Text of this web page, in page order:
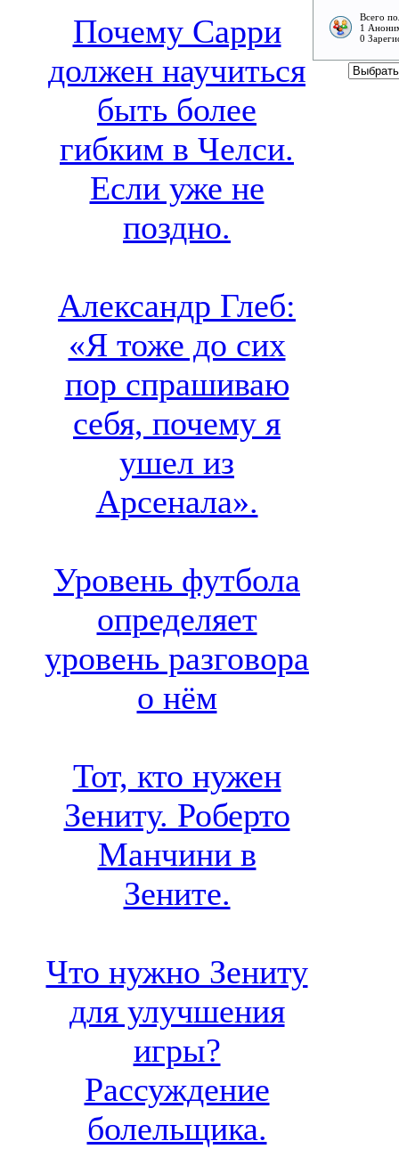
Почему Сарри
должен научиться
быть более
гибким в Челси.
Если уже не
поздно.
Александр Глеб:
«Я тоже до сих
пор спрашиваю
себя, почему я
ушел из
Арсенала».
Уровень футбола
определяет
уровень разговора
о нём
Тот, кто нужен
Зениту. Роберто
Манчини в
Зените.
Что нужно Зениту
для улучшения
игры?
Рассуждение
болельщика.
Всего
1
0